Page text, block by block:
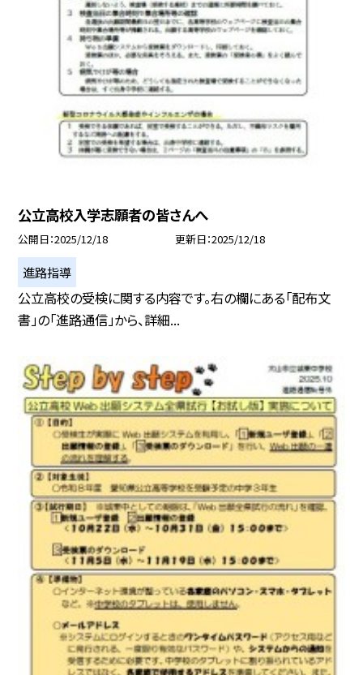
公立高校入学志願者の皆さんへ
公開日 2025/12/18 更新日 2025/12/18
進路指導
公立高校の受検に関する内容です。右の欄にある「配布文
書」の「進路通信」から、詳細...